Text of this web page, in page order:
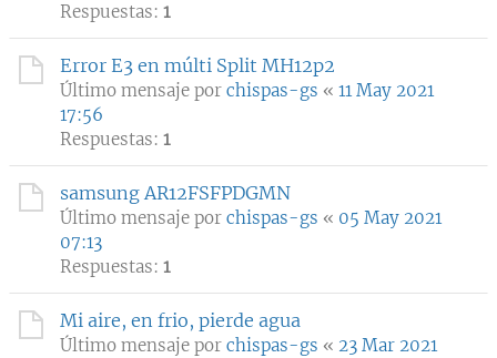
Respuestas: 1
Error E3 en múlti Split MH12p2
Último mensaje por chispas-gs « 11 May 2021
17:56
Respuestas: 1
samsung AR12FSFPDGMN
Último mensaje por chispas-gs « 05 May 2021
07:13
Respuestas: 1
Mi aire, en frio, pierde agua
Último mensaje por chispas-gs « 23 Mar 2021